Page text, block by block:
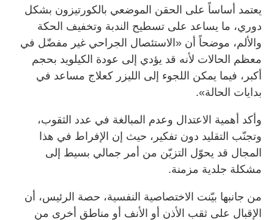
يعتمد أساساً على الحقن الموضعي بالكورتيزون بشكل
دوري، ما يساعد على تسطيح الندبة وتخفيف الحكة
والألم، موضحاً أن «الاستئصال الجراحي غير مفضّل في
معظم الحالات لأنه قد يؤدي إلى عودة الكيلويد بحجم
أكبر، فيما يمكن اللجوء إلى الليزر كعلاج مساعد في
بدايات الحالة».
وأكد أهمية الاعتدال وعدم المبالغة في عدد الثقوب،
وتجنّب التقليد دون تفكير، حيث إن الإفراط في هذا
المجال قد يحوّل التزيّن من أمر جمالي بسيط إلى
مشكلة جلدية مزمنة.
من جانبها بيّنت الاختصاصية النفسية، حصة الرئيس، أن
الإقبال على ثقب الأذن أو الأنف أو مناطق أخرى من